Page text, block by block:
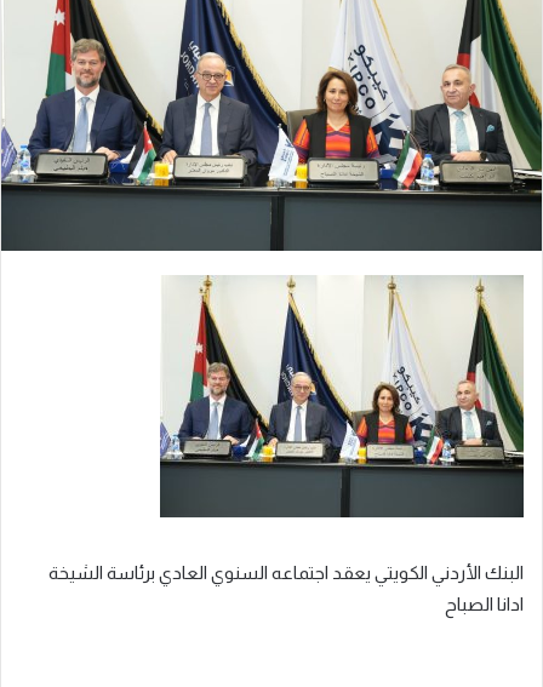
البنك الأردني الكويتي يعقد اجتماعه السنوي العادي برئاسة الشيخة
ادانا الصباح